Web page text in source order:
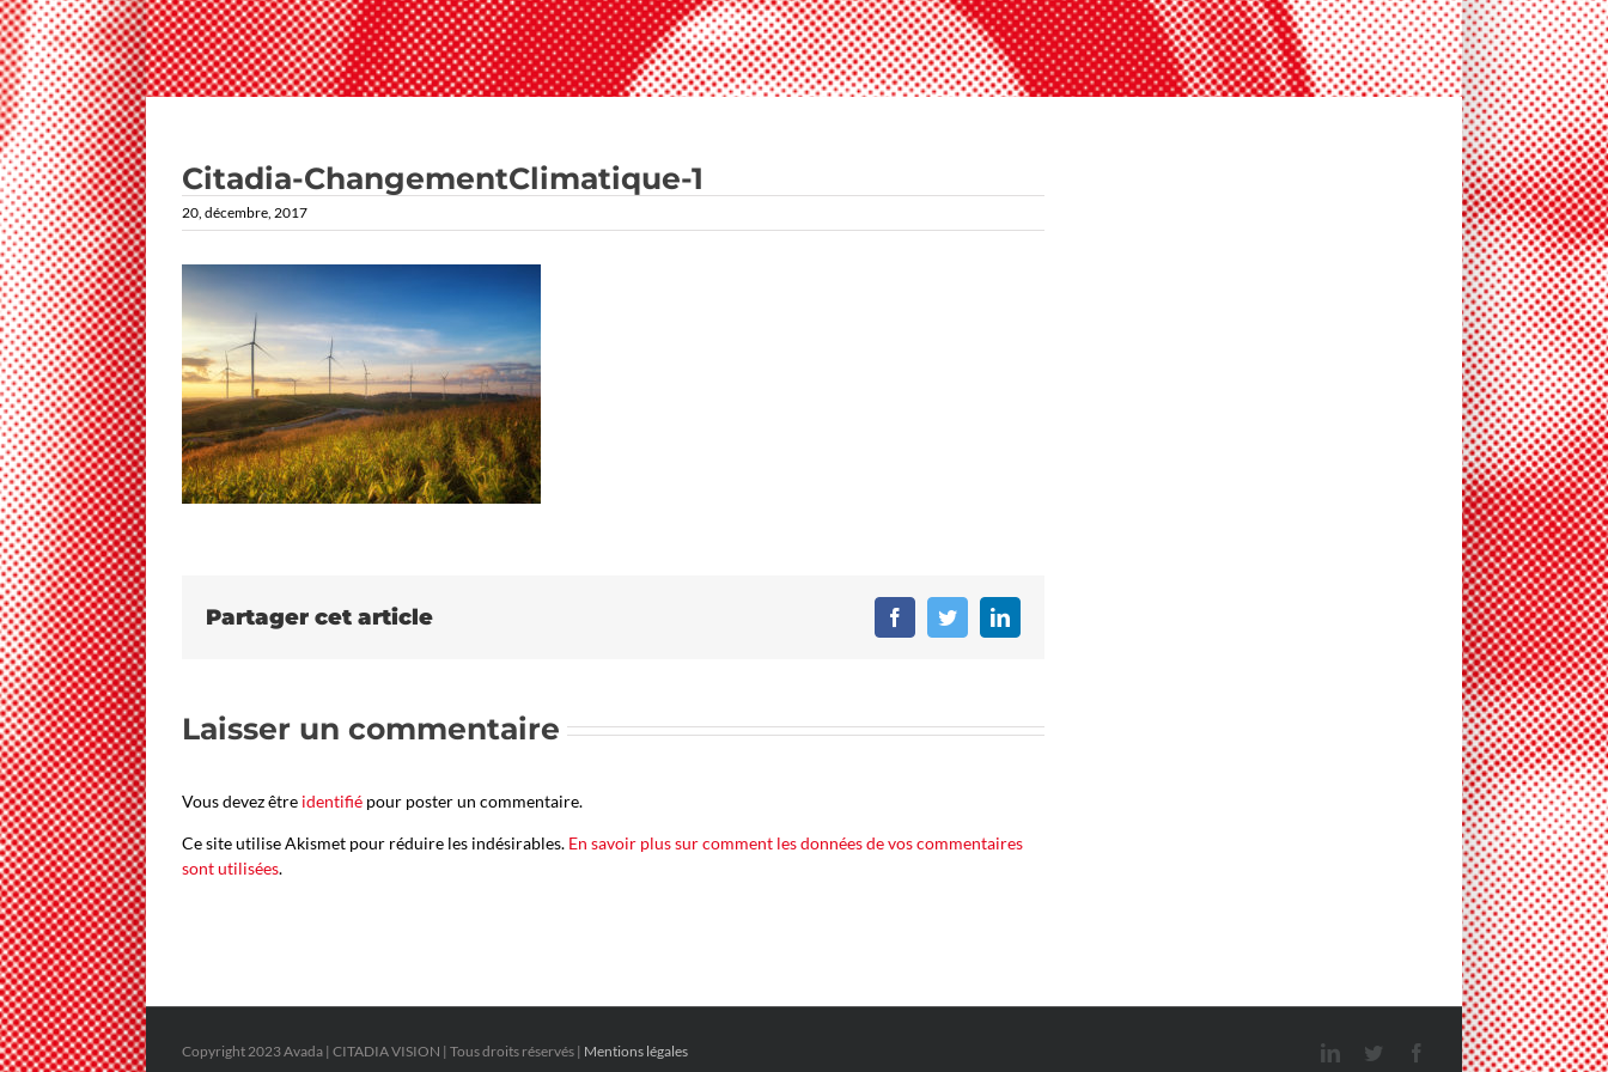
Citadia-ChangementClimatique-1
20, décembre, 2017
Partager cet article FacebookTwitterLinkedIn
Laisser un commentaire
Vous devez être identifié pour poster un commentaire.
Ce site utilise Akismet pour réduire les indésirables. En savoir plus sur comment les données de vos commentaires
sont utilisées.
Copyright 2023 Avada | CITADIA VISION | Tous droits réservés | Mentions légales LinkedInTwitter Facebook